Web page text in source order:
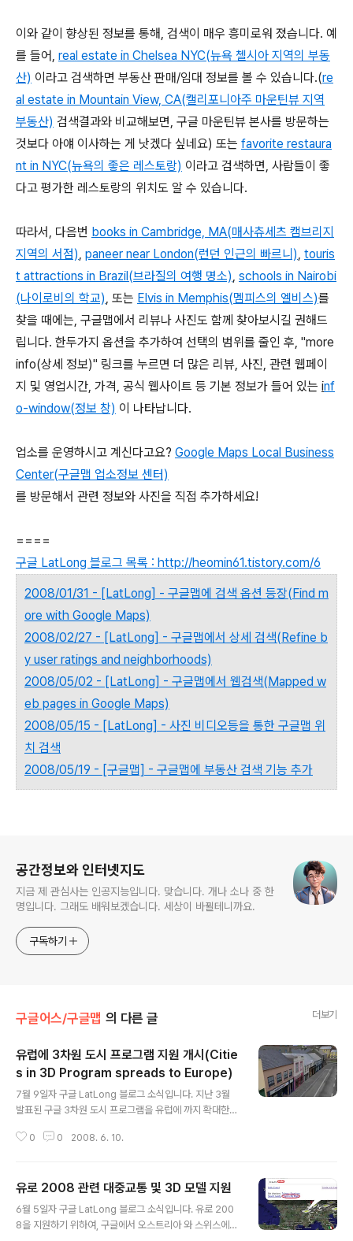
이와 같이 향상된 정보를 통해, 검색이 매우 흥미로워 졌습니다. 예
를 들어, real estate in Chelsea NYC(뉴욕 첼시아 지역의 부동
산) 이라고 검색하면 부동산 판매/임대 정보를 볼 수 있습니다.(re
al estate in Mountain View, CA(캘리포니아주 마운틴뷰 지역
부동산) 검색결과와 비교해보면, 구글 마운틴뷰 본사를 방문하는
것보다 아얘 이사하는 게 낫겠다 싶네요) 또는 favorite restaura
nt in NYC(뉴욕의 좋은 레스토랑) 이라고 검색하면, 사람들이 좋
다고 평가한 레스토랑의 위치도 알 수 있습니다.
따라서, 다음번 books in Cambridge, MA(매사츄세츠 캠브리지
지역의 서점), paneer near London(런던 인근의 빠르니), touris
t attractions in Brazil(브라질의 여행 명소), schools in Nairobi
(나이로비의 학교), 또는 Elvis in Memphis(멤피스의 엘비스)를
찾을 때에는, 구글맵에서 리뷰나 사진도 함께 찾아보시길 권해드
립니다. 한두가지 옵션을 추가하여 선택의 범위를 줄인 후, "more
info(상세 정보)" 링크를 누르면 더 많은 리뷰, 사진, 관련 웹페이
지 및 영업시간, 가격, 공식 웹사이트 등 기본 정보가 들어 있는 inf
o-window(정보 창) 이 나타납니다.
업소를 운영하시고 계신다고요? Google Maps Local Business
Center(구글맵 업소정보 센터)
를 방문해서 관련 정보와 사진을 직접 추가하세요!
====
구글 LatLong 블로그 목록 : http://heomin61.tistory.com/6
2008/01/31 - [LatLong] - 구글맵에 검색 옵션 등장(Find m
ore with Google Maps)
2008/02/27 - [LatLong] - 구글맵에서 상세 검색(Refine b
y user ratings and neighborhoods)
2008/05/02 - [LatLong] - 구글맵에서 웹검색(Mapped w
eb pages in Google Maps)
2008/05/15 - [LatLong] - 사진 비디오등을 통한 구글맵 위
치 검색
2008/05/19 - [구글맵] - 구글맵에 부동산 검색 기능 추가
공간정보와 인터넷지도
지금 제 관심사는 인공지능입니다. 맞습니다. 개나 소나 중 한
명입니다. 그래도 배워보겠습니다. 세상이 바뀔테니까요.
구독하기
구글어스/구글맵 의 다른 글 더보기
유럽에 3차원 도시 프로그램 지원 개시(Citie
s in 3D Program spreads to Europe)
7월 9일자 구글 LatLong 블로그 소식입니다. 지난 3월
발표된 구글 3차원 도시 프로그램을 유럽에 까지 확대한다
ram)이란, 구글에서 가상 3차원도시를 구축하고자 하는
체적으로 제작한 3D 모델을 구글어스에 올리고자 할 경우,
과거에는 구글 3D 이미지갤러리(Warehouse)에 올리는
방법뿐이 없었지만, 구글과 직접 협의할 수 있는 통로가 열
0 0 2008. 6. 10.
유로 2008 관련 대중교통 및 3D 모델 지원
6월 5일자 구글 LatLong 블로그 소식입니다. 유로 200
8을 지원하기 위하여, 구글에서 오스트리아 와 스위스에